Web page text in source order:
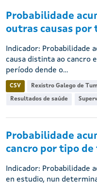
Probabilidade
outras causas
Indicador: Probabilidade
causa distinta ao cancro
período dende o...
CSV Rexistro Galego de
Resultados de saúde
Probabilidade
cancro por tipo
Indicador: Probabilidade
en estudio, nun